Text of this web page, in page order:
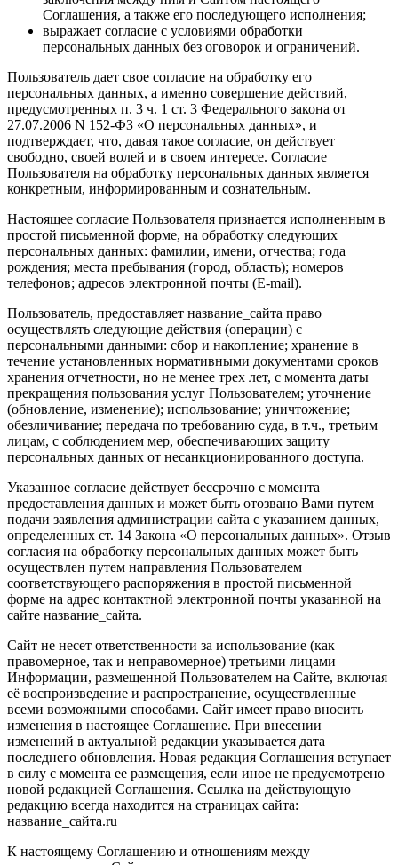
Соглашения, а также его последующего исполнения;
выражает согласие с условиями обработки
персональных данных без оговорок и ограничений.
Пользователь дает свое согласие на обработку его
персональных данных, а именно совершение действий,
предусмотренных п. 3 ч. 1 ст. 3 Федерального закона от
27.07.2006 N 152-ФЗ «О персональных данных», и
подтверждает, что, давая такое согласие, он действует
свободно, своей волей и в своем интересе. Согласие
Пользователя на обработку персональных данных является
конкретным, информированным и сознательным.
Настоящее согласие Пользователя признается исполненным в
простой письменной форме, на обработку следующих
персональных данных: фамилии, имени, отчества; года
рождения; места пребывания (город, область); номеров
телефонов; адресов электронной почты (E-mail).
Пользователь, предоставляет название_сайта право
осуществлять следующие действия (операции) с
персональными данными: сбор и накопление; хранение в
течение установленных нормативными документами сроков
хранения отчетности, но не менее трех лет, с момента даты
прекращения пользования услуг Пользователем; уточнение
(обновление, изменение); использование; уничтожение;
обезличивание; передача по требованию суда, в т.ч., третьим
лицам, с соблюдением мер, обеспечивающих защиту
персональных данных от несанкционированного доступа.
Указанное согласие действует бессрочно с момента
предоставления данных и может быть отозвано Вами путем
подачи заявления администрации сайта с указанием данных,
определенных ст. 14 Закона «О персональных данных». Отзыв
согласия на обработку персональных данных может быть
осуществлен путем направления Пользователем
соответствующего распоряжения в простой письменной
форме на адрес контактной электронной почты указанной на
сайте название_сайта.
Сайт не несет ответственности за использование (как
правомерное, так и неправомерное) третьими лицами
Информации, размещенной Пользователем на Сайте, включая
её воспроизведение и распространение, осуществленные
всеми возможными способами. Сайт имеет право вносить
изменения в настоящее Соглашение. При внесении
изменений в актуальной редакции указывается дата
последнего обновления. Новая редакция Соглашения вступает
в силу с момента ее размещения, если иное не предусмотрено
новой редакцией Соглашения. Ссылка на действующую
редакцию всегда находится на страницах сайта:
название_сайта.ru
К настоящему Соглашению и отношениям между